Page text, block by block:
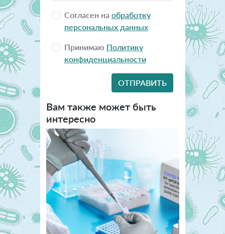
Согласен на обработку
персональных данных
Принимаю Политику
конфиденциальности
Вам также может быть
интересно